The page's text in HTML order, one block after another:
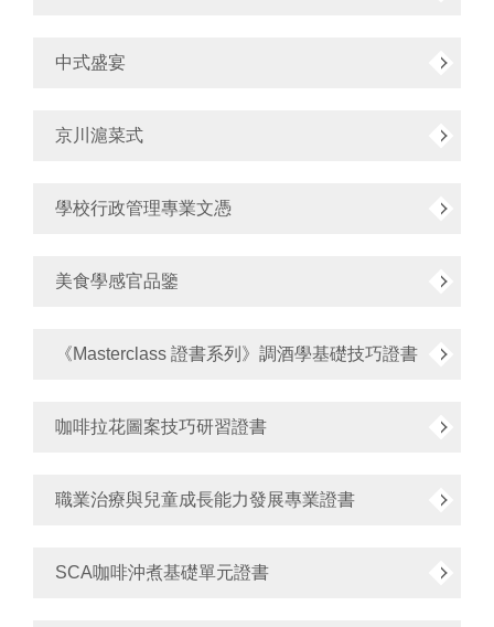
中式盛宴
京川滬菜式
學校行政管理專業文憑
美食學感官品鑒
《Masterclass 證書系列》調酒學基礎技巧證書
咖啡拉花圖案技巧研習證書
職業治療與兒童成長能力發展專業證書
SCA咖啡沖煮基礎單元證書